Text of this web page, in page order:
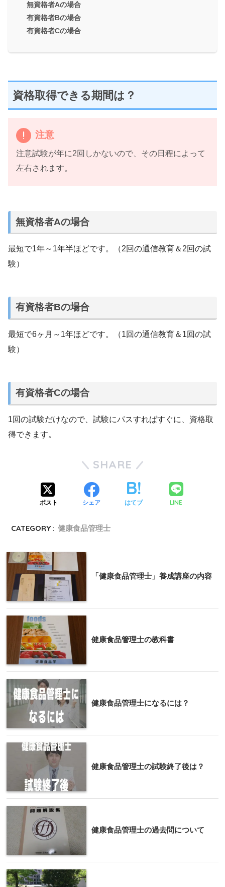
無資格者Aの場合
有資格者Bの場合
有資格者Cの場合
資格取得できる期間は？
注意
注意試験が年に2回 しかないので、その日程によって
左右されます。
無資格者Aの場合
最短で1年～1年半ほどです。（2回の通信教育＆2回の試
験）
有資格者Bの場合
最短で6ヶ月～1年ほどです。（1回の通信教育＆1回の試
験）
有資格者Cの場合
1回の試験だけなので、試験にパスすればすぐに、資格取
得できます。
SHARE
ポスト シェア はてブ LINE
CATEGORY : 健康食品管理士
「健康食品管理士」養成講座の内容
健康食品管理士の教科書
健康食品管理士になるには？
健康食品管理士の試験終了後は？
健康食品管理士の過去問について